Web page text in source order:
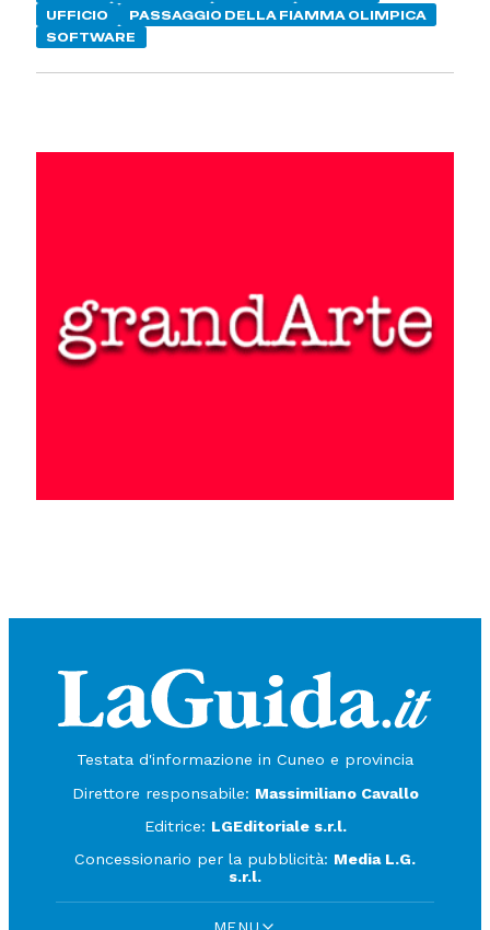
UFFICIO
PASSAGGIO DELLA FIAMMA OLIMPICA
SOFTWARE
Testata d'informazione in Cuneo e provincia
Direttore responsabile: Massimiliano Cavallo
Editrice: LGEditoriale s.r.l.
Concessionario per la pubblicità: Media L.G.
s.r.l.
MENU